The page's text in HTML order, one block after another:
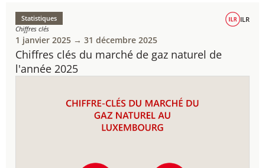
Chiffres clés du marché de gaz naturel de
l'année 2025
Statistiques
Chiffres clés
ILR
1 janvier 2025 → 31 décembre 2025